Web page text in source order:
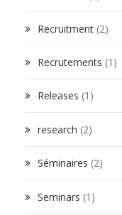
Recruitment (2)
Recrutements (1)
Releases (1)
research (2)
Séminaires (2)
Seminars (1)